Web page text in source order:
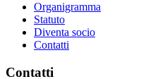
Organigramma
Statuto
Diventa socio
Contatti
Contatti